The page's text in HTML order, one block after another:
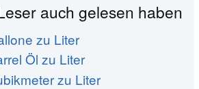
auch gelesen haben
zu Liter
Öl zu Liter
zu Liter